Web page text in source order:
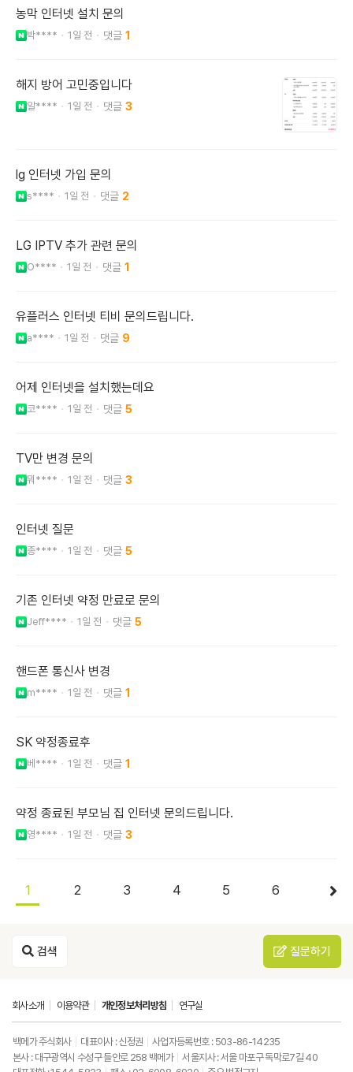
농막 인터넷 설치 문의
박**** 1일 전 1
해지 방어 고민중입니다
알**** 1일 전 3
lg 인터넷 가입 문의
s**** 1일 전 2
LG IPTV 추가 관련 문의
O**** 1일 전 1
유플러스 인터넷 티비 문의드립니다.
a**** 1일 전 9
어제 인터넷을 설치했는데요
코**** 1일 전 5
TV만 변경 문의
뭐**** 1일 전 3
인터넷 질문
종**** 1일 전 5
기존 인터넷 약정 만료로 문의
Jeff**** 1일 전 5
핸드폰 통신사 변경
m**** 1일 전 1
SK 약정종료후
베**** 1일 전 1
약정 종료된 부모님 집 인터넷 문의드립니다.
영**** 1일 전 3
1 2 3 4 5 6
검색 질문하기
회사소개 이용약관 개인정보처리방침 연구실
백메가 주식회사 대표이사 : 신정권
사업자등록번호 : 503-86-14235
본사 : 대구광역시 수성구 들안로 258 백메가
서울지사 : 서울 마포구 독막로7길 40